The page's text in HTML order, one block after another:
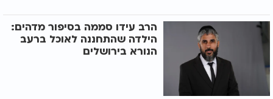
הרב עידו סממה בסיפור מדהים:
הילדה שהתחננה לאוכל ברעב
הנורא בירושלים